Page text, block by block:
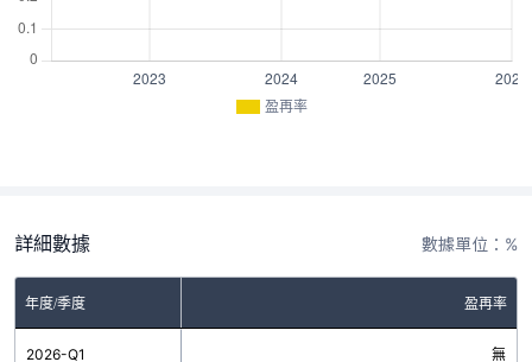
盈再率
詳細數據 數據單位：%
年度/季度 盈再率
2026-Q1 無